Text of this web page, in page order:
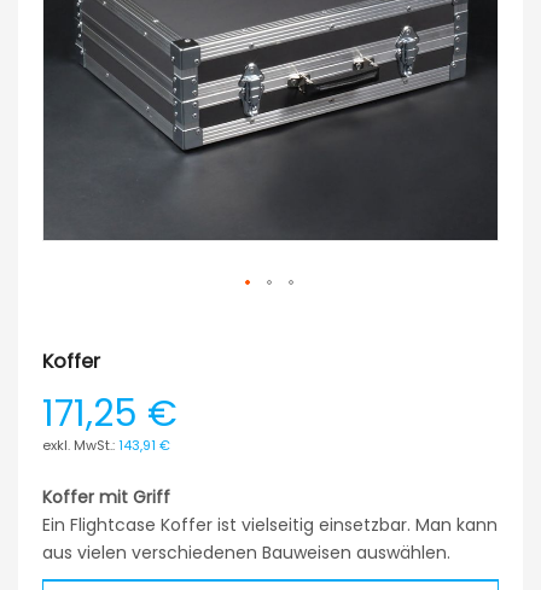
Koffer
171,25 €
143,91 €
Koffer mit Griff
Ein Flightcase Koffer ist vielseitig einsetzbar. Man kann
aus vielen verschiedenen Bauweisen auswählen.